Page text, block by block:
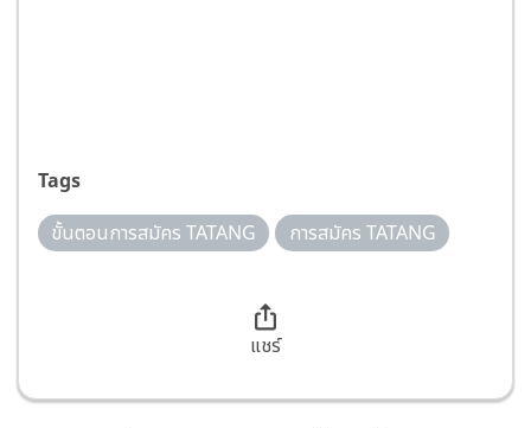
Tags
ขั้นตอนการสมัคร TATANG
การสมัคร TATANG
แชร์